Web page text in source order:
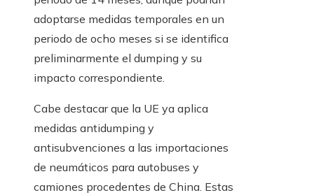
adoptarse medidas temporales en un
periodo de ocho meses si se identifica
preliminarmente el dumping y su
impacto correspondiente.
Cabe destacar que la UE ya aplica
medidas antidumping y
antisubvenciones a las importaciones
de neumáticos para autobuses y
camiones procedentes de China. Estas